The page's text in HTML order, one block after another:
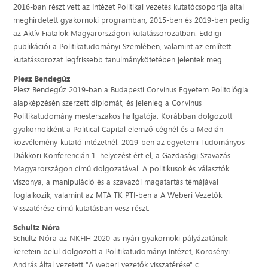
2016-ban részt vett az Intézet Politikai vezetés kutatócsoportja által
meghirdetett gyakornoki programban, 2015-ben és 2019-ben pedig
az Aktív Fiatalok Magyarországon kutatássorozatban. Eddigi
publikációi a Politikatudományi Szemlében, valamint az említett
kutatássorozat legfrissebb tanulmánykötetében jelentek meg.
Plesz Bendegúz
Plesz Bendegúz 2019-ban a Budapesti Corvinus Egyetem Politológia
alapképzésén szerzett diplomát, és jelenleg a Corvinus
Politikatudomány mesterszakos hallgatója. Korábban dolgozott
gyakornokként a Political Capital elemző cégnél és a Medián
közvélemény-kutató intézetnél. 2019-ben az egyetemi Tudományos
Diákköri Konferencián 1. helyezést ért el, a Gazdasági Szavazás
Magyarországon című dolgozatával. A politikusok és választók
viszonya, a manipuláció és a szavazói magatartás témájával
foglalkozik, valamint az MTA TK PTI-ben a A Weberi Vezetők
Visszatérése című kutatásban vesz részt.
Schultz Nóra
Schultz Nóra az NKFIH 2020-as nyári gyakornoki pályázatának
keretein belül dolgozott a Politikatudományi Intézet, Körösényi
András által vezetett "A weberi vezetők visszatérése" c.